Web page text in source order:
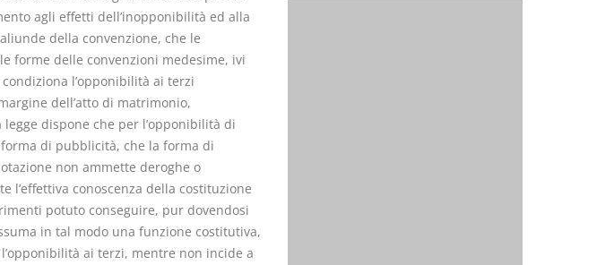
agli effetti dell’inopponibilità ed alla
della convenzione, che le
forme delle convenzioni medesime, ivi
l’opponibilità ai terzi
dell’atto di matrimonio,
dispone che per l’opponibilità di
di pubblicità, che la forma di
non ammette deroghe o
l’effettiva conoscenza della costituzione
potuto conseguire, pur dovendosi
in tal modo una funzione costitutiva,
ai terzi, mentre non incide a